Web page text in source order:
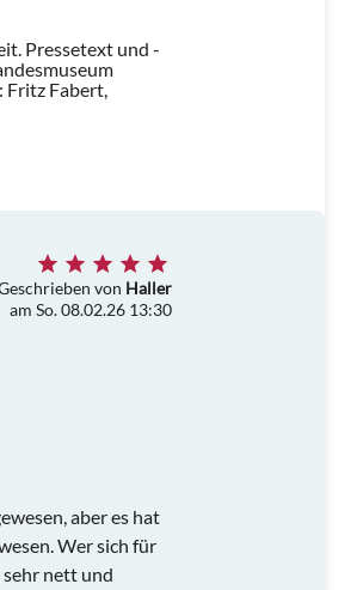
Pressetext und -
Fritz Fabert,
von Haller
am So. 08.02.26 13:30
aber es hat
Wer sich für
nett und